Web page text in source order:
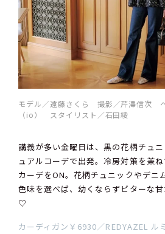
モデル／遠藤さくら 撮影／芹澤信次
（io） スタイリスト／石田綾
講義が多い金曜日は、黒の花柄チュ
ュアルコーデで出発。冷房対策を兼
カーデをON。花柄チュニックやデニ
色味を選べば、幼くならずビターな
♡
カーディガン￥6930／REDYAZEL